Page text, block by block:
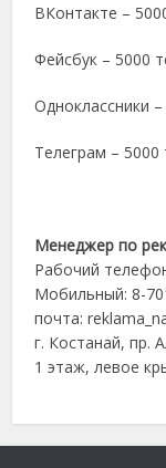
ВКонтакте –
Фейсбук – 5000
Одноклассники
Телеграм – 5000
Менеджер по
Рабочий
Мобильный: 8-
почта:
г. Костанай, пр.
1 этаж, левое